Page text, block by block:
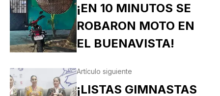
¡EN 10 MINUTOS SE
ROBARON MOTO EN
EL BUENAVISTA!
Artículo siguiente
¡LISTAS GIMNASTAS